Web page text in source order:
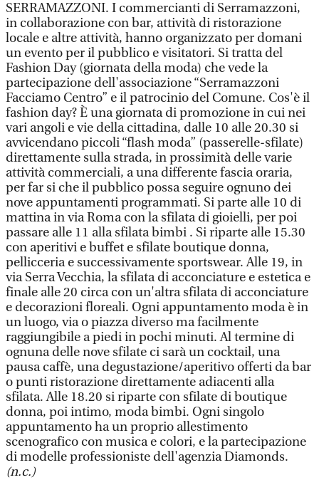
SERRAMAZZONI. I commercianti di Serramazzoni,
in collaborazione con bar, attività di ristorazione
locale e altre attività, hanno organizzato per domani
un evento per il pubblico e visitatori. Si tratta del
Fashion Day (giornata della moda) che vede la
partecipazione dell'associazione “Serramazzoni
Facciamo Centro” e il patrocinio del Comune. Cos'è il
fashion day? È una giornata di promozione in cui nei
vari angoli e vie della cittadina, dalle 10 alle 20.30 si
avvicendano piccoli “flash moda” (passerelle-sfilate)
direttamente sulla strada, in prossimità delle varie
attività commerciali, a una differente fascia oraria,
per far si che il pubblico possa seguire ognuno dei
nove appuntamenti programmati. Si parte alle 10 di
mattina in via Roma con la sfilata di gioielli, per poi
passare alle 11 alla sfilata bimbi . Si riparte alle 15.30
con aperitivi e buffet e sfilate boutique donna,
pellicceria e successivamente sportswear. Alle 19, in
via Serra Vecchia, la sfilata di acconciature e estetica e
finale alle 20 circa con un'altra sfilata di acconciature
e decorazioni floreali. Ogni appuntamento moda è in
un luogo, via o piazza diverso ma facilmente
raggiungibile a piedi in pochi minuti. Al termine di
ognuna delle nove sfilate ci sarà un cocktail, una
pausa caffè, una degustazione/aperitivo offerti da bar
o punti ristorazione direttamente adiacenti alla
sfilata. Alle 18.20 si riparte con sfilate di boutique
donna, poi intimo, moda bimbi. Ogni singolo
appuntamento ha un proprio allestimento
scenografico con musica e colori, e la partecipazione
di modelle professioniste dell'agenzia Diamonds.
(n.c.)